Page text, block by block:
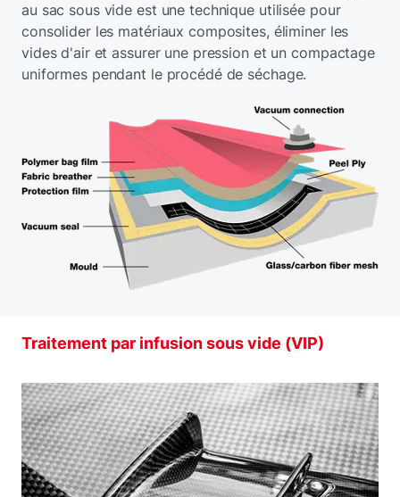
au sac sous vide est une technique utilisée pour
consolider les matériaux composites, éliminer les
vides d'air et assurer une pression et un compactage
uniformes pendant le procédé de séchage.
Traitement par infusion sous vide (VIP)